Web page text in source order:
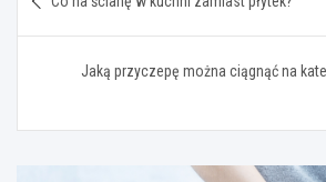
wpisu
Jaką przyczepę można ciągnąć na